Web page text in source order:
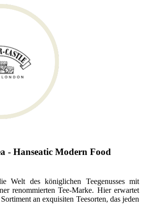
- Hanseatic Modern Food
Welt des königlichen Teegenusses mit
renommierten Tee-Marke. Hier erwartet
an exquisiten Teesorten, das jeden